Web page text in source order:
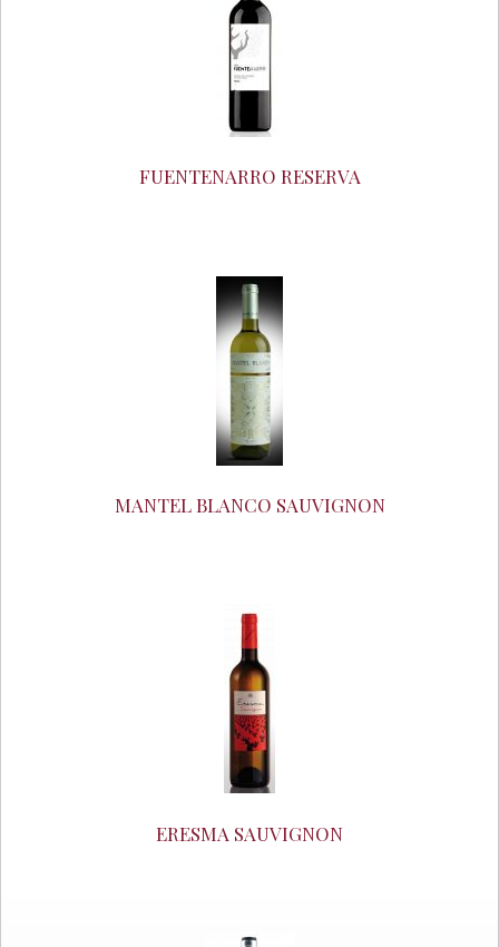
FUENTENARRO RESERVA
MANTEL BLANCO SAUVIGNON
ERESMA SAUVIGNON